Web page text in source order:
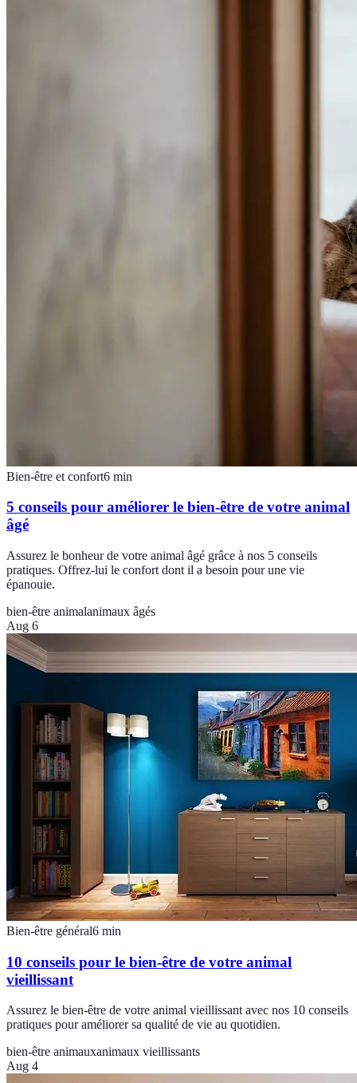
Bien-être et confort6 min
5 conseils pour améliorer le bien-être de votre animal
âgé
Assurez le bonheur de votre animal âgé grâce à nos 5 conseils
pratiques. Offrez-lui le confort dont il a besoin pour une vie
épanouie.
bien-être animalanimaux âgés
Aug 6
Bien-être général6 min
10 conseils pour le bien-être de votre animal
vieillissant
Assurez le bien-être de votre animal vieillissant avec nos 10 conseils
pratiques pour améliorer sa qualité de vie au quotidien.
bien-être animauxanimaux vieillissants
Aug 4